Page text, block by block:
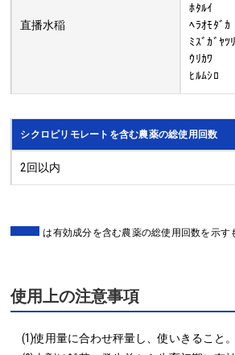
直播水稲
ﾎﾀﾙｲ
ﾍﾗｵﾓﾀﾞｶ
ﾐｽﾞｶﾞﾔﾂﾘ
ｳﾘｶﾜ
ﾋﾙﾑｼﾛ
シクロピリモレートを含む農薬の総使用回数
2回以内
は有効成分を含む農薬の総使用回数を示す
使用上の注意事項
(1)使用量に合わせ秤量し、使いきること。